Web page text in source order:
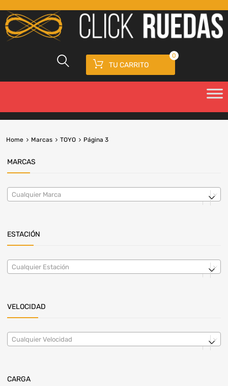
TU CARRITO
0
Home Marcas TOYO Página 3
MARCAS
Cualquier Marca
ESTACIÓN
Cualquier Estación
VELOCIDAD
Cualquier Velocidad
CARGA